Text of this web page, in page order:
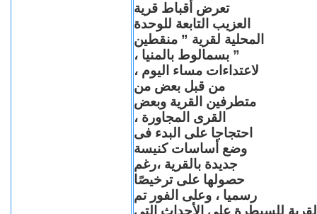
تعرض أقباط قرية
العزيب التابعة للوحدة
المحلية لقرية ” منقطين
” بسمالوط بالمنيا ،
لاعتداءات مساء اليوم ،
من قبل بعض من
متطرفين القرية وبعض
القرى المجاورة ،
احتجاجا على البدء فى
وضع أساسات كنيسة
جديدة بالقرية ،رغم
حصولها على ترخيصًا
رسميا ، وعلى الفور تم
للسيطرة على الأحداث التى